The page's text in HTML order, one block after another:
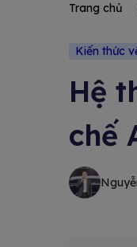
Trang chủ
Kiến thức
Hệ
chế